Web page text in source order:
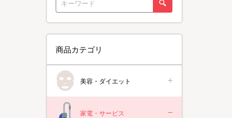
商品カテゴリ
美容・ダイエット
家電・サービス